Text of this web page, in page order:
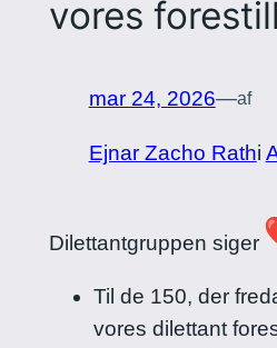
vores
mar 24, 2026—af
Ejnar Zacho Rathi
Dilettantgruppen siger
Til de 150, der
vores dilettant